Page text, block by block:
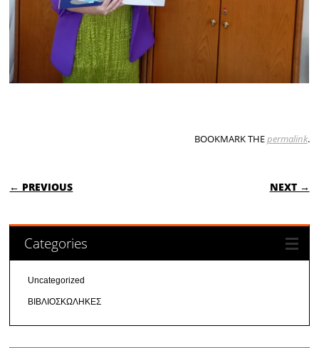
BOOKMARK THEpermalink.
POST NAVIGATION
← PREVIOUS NEXT →
Categories
Uncategorized
ΒΙΒΛΙΟΣΚΩΛΗΚΕΣ